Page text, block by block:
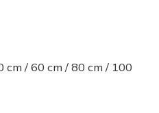
cm / 60 cm / 80 cm / 100